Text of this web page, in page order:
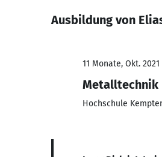
Ausbildung von
11 Monate, Okt.
Metalltechnik
Hochschule